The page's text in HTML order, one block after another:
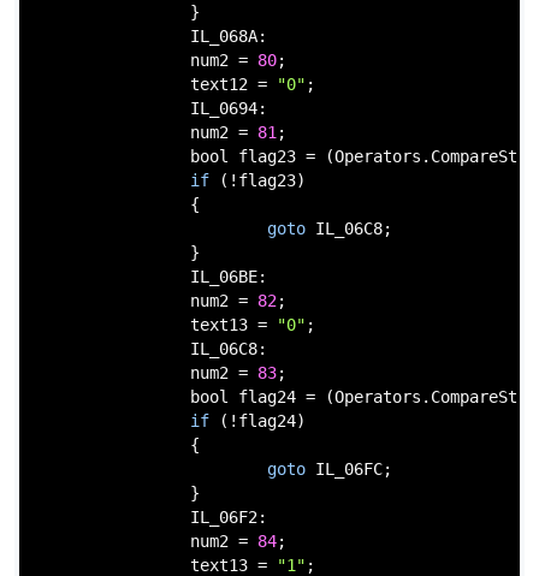
}
IL_068A:
num2 = 80;
text12 =
"0" ;
IL_0694:
num2 = 81 ;
bool
flag23 =
if (!flag23)
{
goto IL_06C8;
}
IL_06BE:
num2 = 82;
text13 =
"0" ;
IL_06C8:
num2 = 83;
bool
flag24 =
if (!flag24)
{
goto IL_06FC;
}
IL_06F2:
num2 = 84;
text13 =
"1" ;